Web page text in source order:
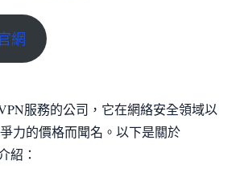
網
服務的公司，它在網絡安全領域以
力的價格而聞名。以下是關於
紹：